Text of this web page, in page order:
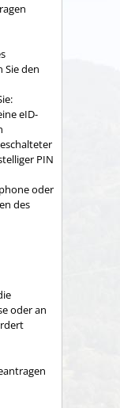
Sie den
eID-
PIN
oder
des
oder an